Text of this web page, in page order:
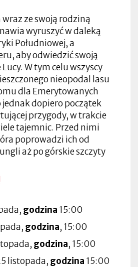
ze swoją rodziną
wyruszyć w daleką
Południowej, a
aby odwiedzić swoją
W tym celu wszyscy
nieopodal lasu
dla Emerytowanych
jednak dopiero początek
przygody, w trakcie
tajemnic. Przed nimi
poprowadzi ich od
aż po górskie szczyty
godzina 15:00
godzina, 15:00
godzina, 15:00
listopada, godzina 15:00